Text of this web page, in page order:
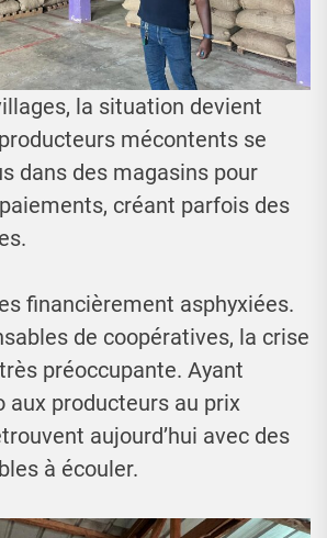
la situation devient
mécontents se
dans des magasins pour
créant parfois des
financièrement asphyxiées.
de coopératives, la crise
préoccupante. Ayant
aux producteurs au prix
aujourd’hui avec des
à écouler.